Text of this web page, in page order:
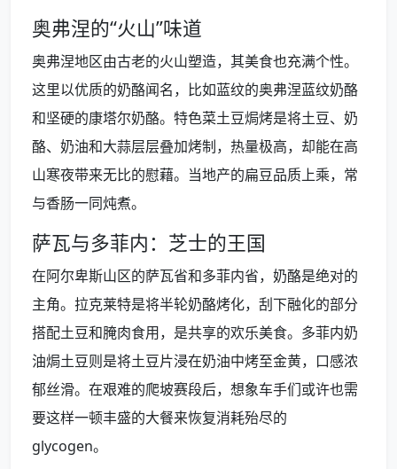
奥弗涅的“火山”味道
奥弗涅地区由古老的火山塑造，其美食也充满个性。
这里以优质的奶酪闻名，比如蓝纹的奥弗涅蓝纹奶酪
和坚硬的康塔尔奶酪。特色菜土豆焗烤是将土豆、奶
酪、奶油和大蒜层层叠加烤制，热量极高，却能在高
山寒夜带来无比的慰藉。当地产的扁豆品质上乘，常
与香肠一同炖煮。
萨瓦与多菲内：芝士的王国
在阿尔卑斯山区的萨瓦省和多菲内省，奶酪是绝对的
主角。拉克莱特是将半轮奶酪烤化，刮下融化的部分
搭配土豆和腌肉食用，是共享的欢乐美食。多菲内奶
油焗土豆则是将土豆片浸在奶油中烤至金黄，口感浓
郁丝滑。在艰难的爬坡赛段后，想象车手们或许也需
要这样一顿丰盛的大餐来恢复消耗殆尽的
glycogen。